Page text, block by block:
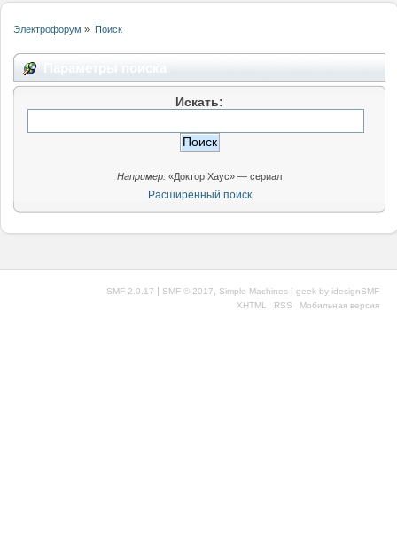
Электрофорум » Поиск
Искать:
Например: «Доктор Хаус» — сериал
Расширенный поиск
SMF 2.0.17 | SMF © 2017 Simple Machines | geek by idesignSMF
XHTML
RSS Мобильная версия